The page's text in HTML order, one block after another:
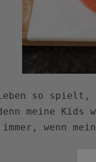
so spielt,
meine
wenn